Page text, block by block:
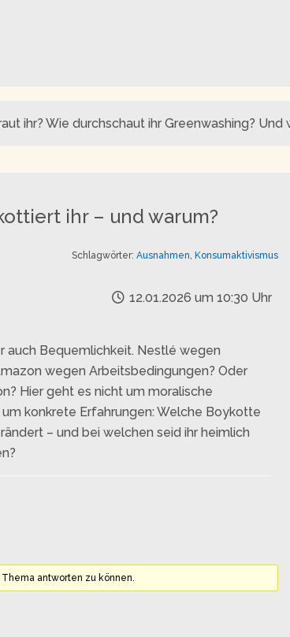
ihr? Wie durchschaut ihr Greenwashing? Und
ihr – und warum?
Schlagwörter: Ausnahmen, Konsumaktivismus
12.01.2026 um 10:30 Uhr
auch Bequemlichkeit. Nestlé wegen
wegen Arbeitsbedingungen? Oder
Hier geht es nicht um moralische
konkrete Erfahrungen: Welche Boykotte
– und bei welchen seid ihr heimlich
antworten zu können.